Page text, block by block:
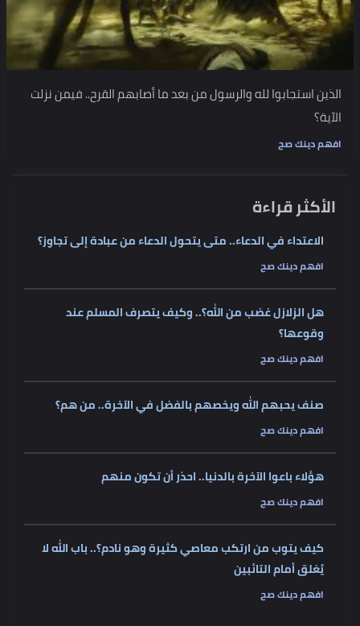
الذين استجابوا لله والرسول من بعد ما أصابهم القرح.. فيمن نزلت
الآية؟
افهم دينك صح
الأكثر قراءة
الاعتداء في الدعاء.. متى يتحول الدعاء من عبادة إلى تجاوز؟
افهم دينك صح
هل الزلازل غضب من الله؟.. وكيف يتصرف المسلم عند
وقوعها؟
افهم دينك صح
صنف يحبهم الله ويخصهم بالفضل في الآخرة.. من هم؟
افهم دينك صح
هؤلاء باعوا الآخرة بالدنيا.. احذر أن تكون منهم
افهم دينك صح
كيف يتوب من ارتكب معاصي كثيرة وهو نادم؟.. باب الله لا
يُغلق أمام التائبين
افهم دينك صح